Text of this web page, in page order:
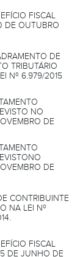
FISCAL
DE OUTUBRO
DE
TRIBUTÁRIO
Nº 6.979/2015
NO
DE
DE
CONTRIBUINTE
NA LEI Nº
FISCAL
DE JUNHO DE